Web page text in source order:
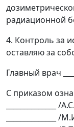
радиационной
4. Контроль за
оставляю за
Главный врач
С приказом
______________ /
______________